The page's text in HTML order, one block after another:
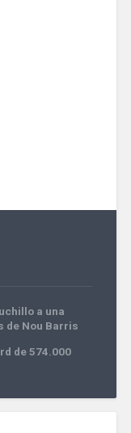
a una
de Nou Barris
de 574.000